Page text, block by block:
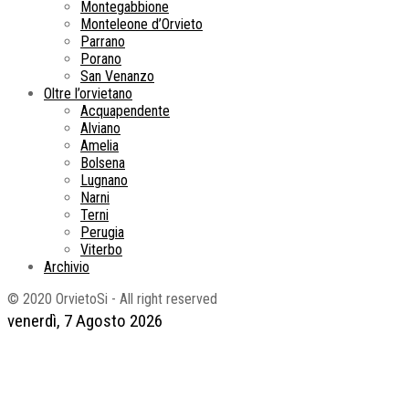
venerdì, 7 Agosto 2026
Montegabbione
Monteleone d’Orvieto
Parrano
Porano
San Venanzo
Oltre l’orvietano
Acquapendente
Alviano
Amelia
Bolsena
Lugnano
Narni
Terni
Perugia
Viterbo
Archivio
© 2020 OrvietoSi - All right reserved